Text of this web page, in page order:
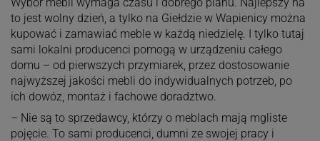
to jest wolny dzień, a tylko na Giełdzie w Wapienicy można
kupować i zamawiać meble w każdą niedzielę. I tylko tutaj
sami lokalni producenci pomogą w urządzeniu całego
domu – od pierwszych przymiarek, przez dostosowanie
najwyższej jakości mebli do indywidualnych potrzeb, po
ich dowóz, montaż i fachowe doradztwo.
– Nie są to sprzedawcy, którzy o meblach mają mgliste
pojęcie. To sami producenci, dumni ze swojej pracy i